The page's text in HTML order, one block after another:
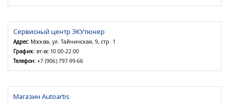
Сервисный центр ЭКУтюнер
Адрес: Москва, ул. Тайнинская, 9, стр. 1
График: вт-вс 10:00-22:00
Телефон: +7 (906) 797-99-66
Магазин Autoartis